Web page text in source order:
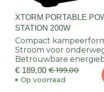
XTORM PORTABLE
STATION 200W
Compact
Stroom voor
Betrouwbare
€ 189,00 € 199,00
Op voorraad